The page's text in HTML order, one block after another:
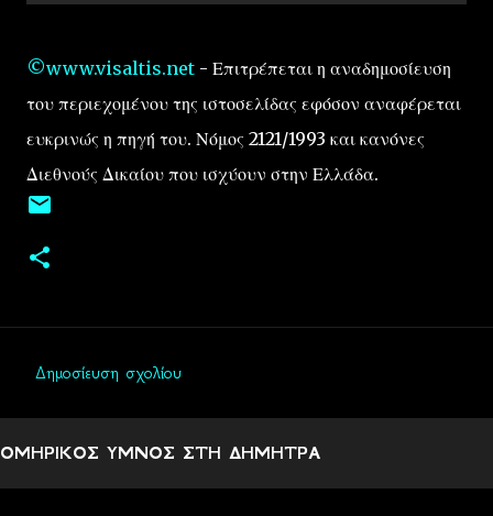
©www.visaltis.net - Επιτρέπεται η αναδημοσίευση
του περιεχομένου της ιστοσελίδας εφόσον αναφέρεται
ευκρινώς η πηγή του. Νόμος 2121/1993 και κανόνες
Διεθνούς Δικαίου που ισχύουν στην Ελλάδα.
ό
λ
Δημοσίευση σχολίου
ΟΜΗΡΙΚΟΣ ΥΜΝΟΣ ΣΤΗ ΔΗΜΗΤΡΑ